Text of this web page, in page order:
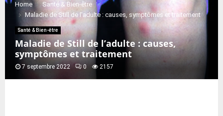
Home
Santé & Bien-être
Maladie de Still de l’adulte : causes, symptômes et traitement
Santé & Bien-être
Maladie de Still de l’adulte : causes,
symptômes et traitement
7 septembre 2022 0 2157